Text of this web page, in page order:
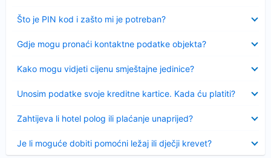
Što je PIN kod i zašto mi je potreban?
Sažeto
Gdje mogu pronaći kontaktne podatke objekta?
Kako mogu vidjeti cijenu smještajne jedinice?
Unosim podatke svoje kreditne kartice. Kada ću platiti?
Zahtijeva li hotel polog ili plaćanje unaprijed?
Je li moguće dobiti pomoćni ležaj ili dječji krevet?